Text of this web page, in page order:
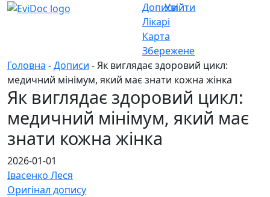
Дописи
Лікарі
Карта
Збережене
Увійти
Головна -Дописи - Як виглядає здоровий цикл:
медичний мінімум, який має знати кожна жінка
Як виглядає здоровий цикл:
медичний мінімум, який має
знати кожна жінка
2026-01-01
Івасенко Леся
Оригінал допису